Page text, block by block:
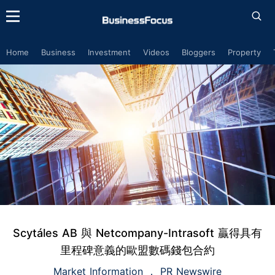
Home Business Investment Videos Bloggers Property
Scytáles AB 與 Netcompany-Intrasoft 贏得具有
里程碑意義的歐盟數碼錢包合約
Market Information PR Newswire